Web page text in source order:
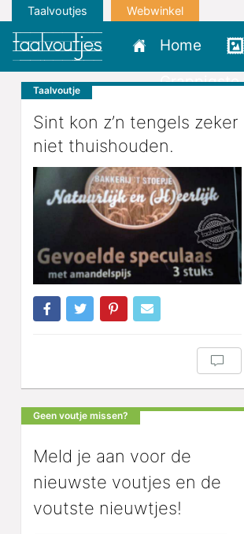
Taalvoutjes Webwinkel
Home
Taalvoutje
Sint kon z’n tengels zeker
niet thuishouden.
Geen voutje missen?
Meld je aan voor de
nieuwste voutjes en de
voutste nieuwtjes!